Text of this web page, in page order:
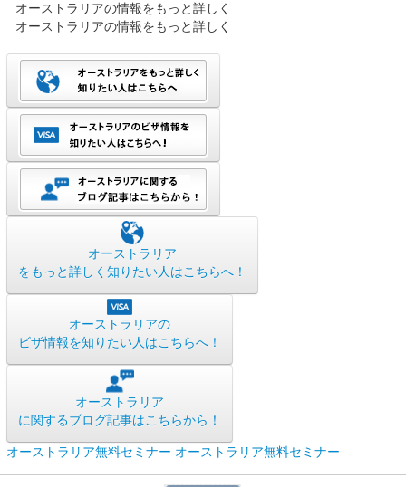
オーストラリアの情報をもっと詳しく
オーストラリアの情報をもっと詳しく
オーストラリア
をもっと詳しく知りたい人はこちらへ！
オーストラリアの
ビザ情報を知りたい人はこちらへ！
オーストラリア
に関するブログ記事はこちらから！
オーストラリア無料セミナー オーストラリア無料セミナー